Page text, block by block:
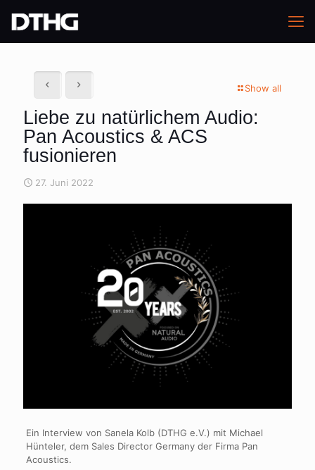
Show all
Liebe zu natürlichem Audio:
Pan Acoustics & ACS
fusionieren
27. Juni 2022
Ein Interview von Sanela Kolb (DTHG e.V.) mit Michael
Hünteler, dem Sales Director Germany der Firma Pan
Acoustics.